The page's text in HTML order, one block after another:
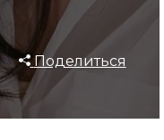
Поделиться